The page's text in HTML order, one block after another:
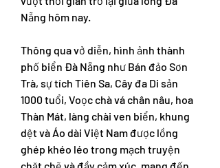
Nẵng hôm nay.
Thông qua vở diễn, hình ảnh thành
phố biển Đà Nẵng như Bán đảo Sơn
Trà, sự tích Tiên Sa, Cây đa Di sản
1000 tuổi, Voọc chà vá chân nâu, hoa
Thàn Mát, làng chài ven biển, khung
dệt và Áo dài Việt Nam được lồng
ghép khéo léo trong mạch truyện